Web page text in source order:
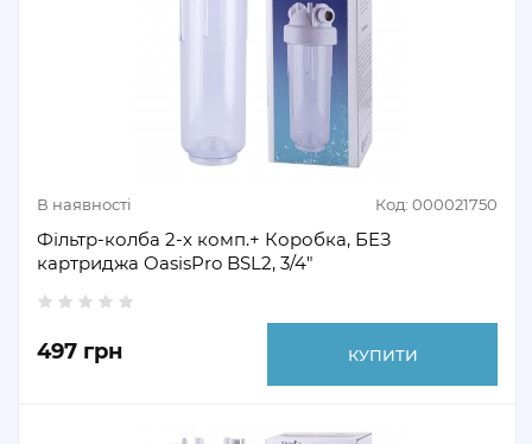
В наявності Код: 000021750
Фільтр-колба 2-х комп.+ Коробка, БЕЗ
картриджа OasisPro BSL2, 3/4″
497 грн КУПИТИ